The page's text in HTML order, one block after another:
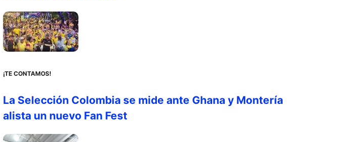
¡TE CONTAMOS!
La Selección Colombia se mide ante Ghana y Montería
alista un nuevo Fan Fest